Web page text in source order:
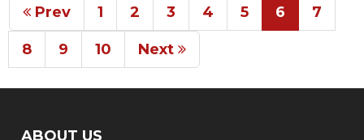
Prev 1 2 3 4 5 6 7
8 9 10 Next
ABOUT US